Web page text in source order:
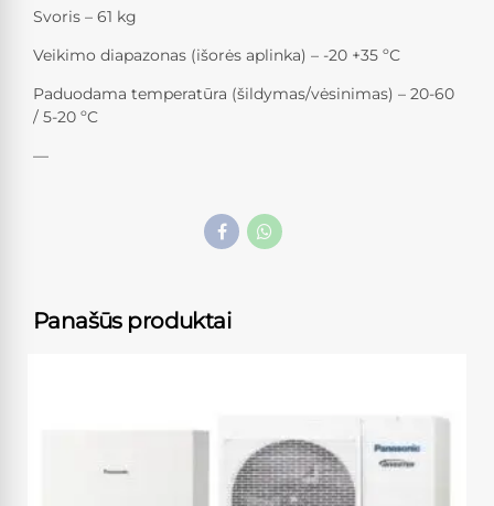
Svoris – 61 kg
Veikimo diapazonas (išorės aplinka) – -20 +35 ºС
Paduodama temperatūra (šildymas/vėsinimas) – 20-60
/ 5-20 ºC
—
Panašūs produktai